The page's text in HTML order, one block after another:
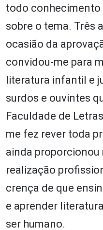
todo conhecimento
sobre o tema. Três
ocasião da
convidou-me para
literatura infantil e
surdos e ouvintes
Faculdade de
me fez rever toda
ainda proporcionou
realização
crença de que
e aprender
ser humano.